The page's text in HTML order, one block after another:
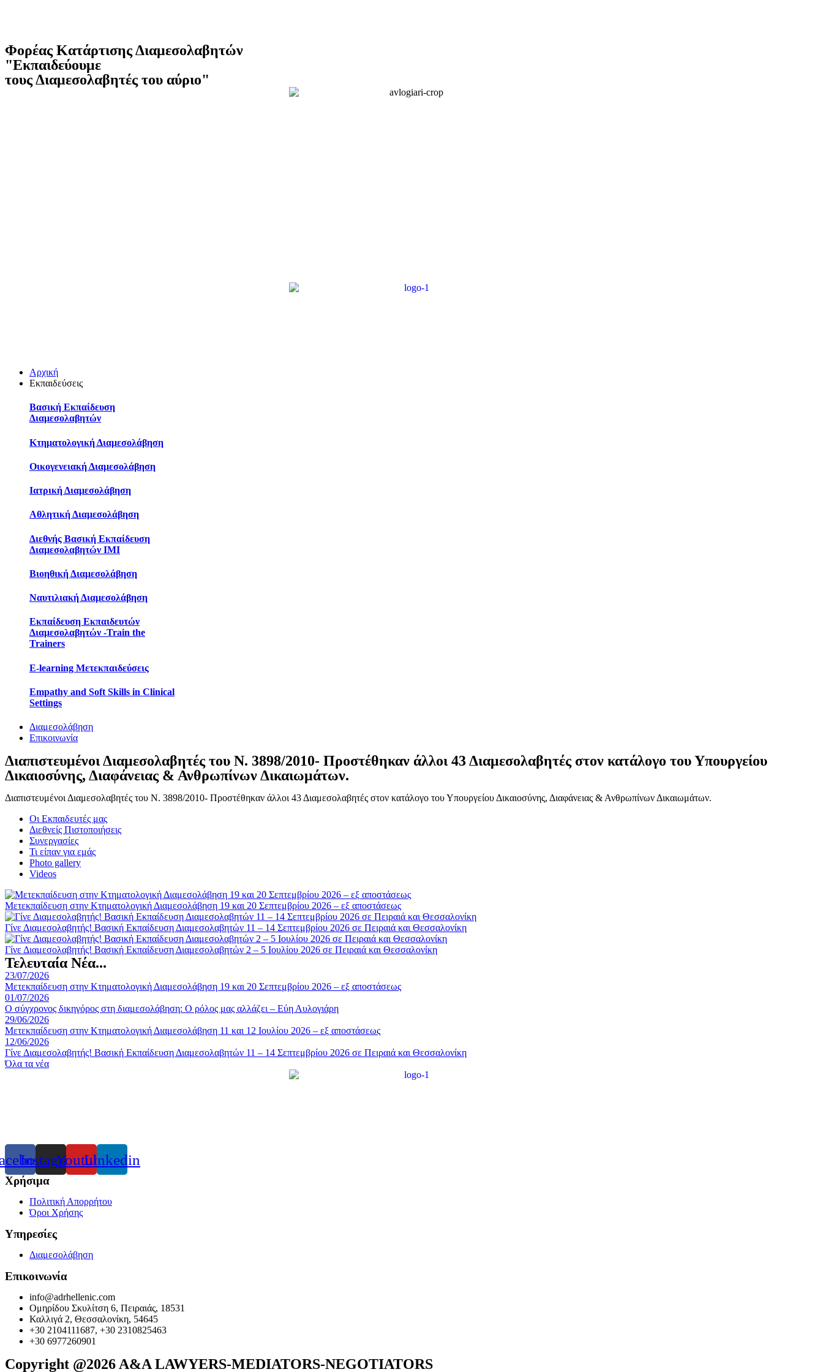
Φορέας Κατάρτισης Διαμεσολαβητών
"Εκπαιδεύουμε
τους Διαμεσολαβητές του αύριο"
Αρχική
Εκπαιδεύσεις
Βασική Εκπαίδευση
Διαμεσολαβητών
Κτηματολογική Διαμεσολάβηση
Οικογενειακή Διαμεσολάβηση
Ιατρική Διαμεσολάβηση
Αθλητική Διαμεσολάβηση
Διεθνής Βασική Εκπαίδευση
Διαμεσολαβητών IMI
Βιοηθική Διαμεσολάβηση
Ναυτιλιακή Διαμεσολάβηση
Εκπαίδευση Εκπαιδευτών
Διαμεσολαβητών -Train the
Trainers
E-learning Μετεκπαιδεύσεις
Empathy and Soft Skills in Clinical
Settings
Διαμεσολάβηση
Επικοινωνία
Διαπιστευμένοι Διαμεσολαβητές του Ν. 3898/2010- Προστέθηκαν άλλοι 43 Διαμεσολαβητές στον κατάλογο του Υπουργείου
Δικαιοσύνης, Διαφάνειας & Ανθρωπίνων Δικαιωμάτων.
Διαπιστευμένοι Διαμεσολαβητές του Ν. 3898/2010- Προστέθηκαν άλλοι 43 Διαμεσολαβητές στον κατάλογο του Υπουργείου Δικαιοσύνης, Διαφάνειας & Ανθρωπίνων Δικαιωμάτων.
Οι Εκπαιδευτές μας
Διεθνείς Πιστοποιήσεις
Συνεργασίες
Τι είπαν για εμάς
Photo gallery
Videos
Μετεκπαίδευση στην Κτηματολογική Διαμεσολάβηση 19 και 20 Σεπτεμβρίου 2026 – εξ αποστάσεως
Γίνε Διαμεσολαβητής! Βασική Εκπαίδευση Διαμεσολαβητών 11 – 14 Σεπτεμβρίου 2026 σε Πειραιά και Θεσσαλονίκη
Γίνε Διαμεσολαβητής! Βασική Εκπαίδευση Διαμεσολαβητών 2 – 5 Ιουλίου 2026 σε Πειραιά και Θεσσαλονίκη
Τελευταία Νέα...
23/07/2026
Μετεκπαίδευση στην Κτηματολογική Διαμεσολάβηση 19 και 20 Σεπτεμβρίου 2026 – εξ αποστάσεως
01/07/2026
Ο σύγχρονος δικηγόρος στη διαμεσολάβηση: Ο ρόλος μας αλλάζει – Εύη Αυλογιάρη
29/06/2026
Μετεκπαίδευση στην Κτηματολογική Διαμεσολάβηση 11 και 12 Ιουλίου 2026 – εξ αποστάσεως
12/06/2026
Γίνε Διαμεσολαβητής! Βασική Εκπαίδευση Διαμεσολαβητών 11 – 14 Σεπτεμβρίου 2026 σε Πειραιά και Θεσσαλονίκη
Όλα τα νέα
InstagramYoutubeLinkedin
Χρήσιμα
Πολιτική Απορρήτου
Όροι Χρήσης
Υπηρεσίες
Διαμεσολάβηση
Επικοινωνία
info@adrhellenic.com
Ομηρίδου Σκυλίτση 6, Πειραιάς, 18531
Καλλιγά 2, Θεσσαλονίκη, 54645
+30 2104111687, +30 2310825463
+30 6977260901
Copyright @2026 A&A LAWYERS-MEDIATORS-NEGOTIATORS